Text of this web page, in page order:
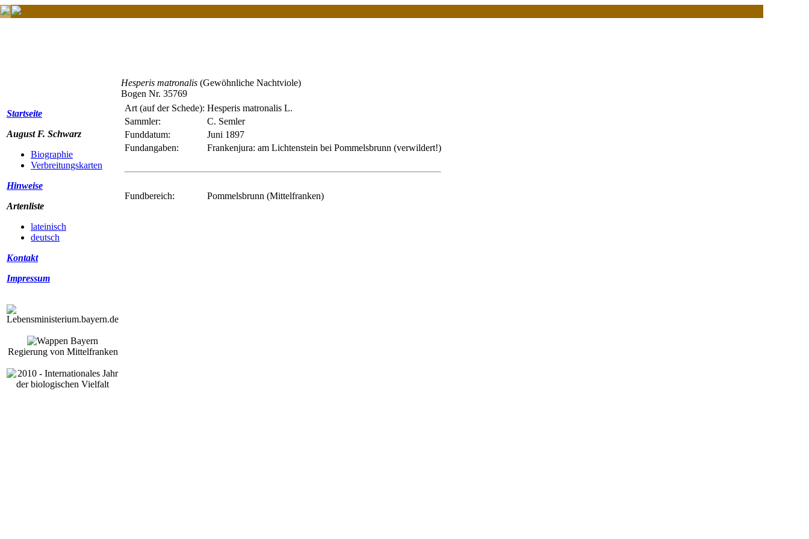
Startseite
August F. Schwarz
Biographie
Verbreitungskarten
Hinweise
Artenliste
lateinisch
deutsch
Kontakt
Impressum
Regierung von Mittelfranken
Hesperis matronalis (Gewöhnliche Nachtviole)
Bogen Nr. 35769
Art (auf der Schede): Hesperis matronalis L.
Sammler:
C. Semler
Funddatum:
Juni 1897
Fundangaben:
Frankenjura: am Lichtenstein bei Pommelsbrunn (verwildert!)
Fundbereich: Pommelsbrunn (Mittelfranken)